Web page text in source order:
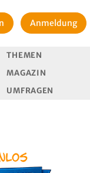
Anmeldung
THEMEN
MAGAZIN
UMFRAGEN